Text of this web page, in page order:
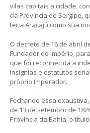
vilas capitais a cidade,
da Província de Sergipe,
teria Aracajú como sua
O decreto de 16 de abril
Fundador do Império,
que foi reconhecida a
insígnias e estatutos
próprio Imperador.
Fechando essa
de 13 de setembro de
Província da Bahia, o